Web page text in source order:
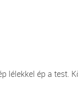
lélekkel ép a test.